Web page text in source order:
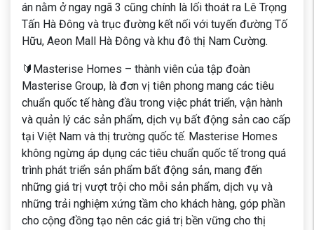
án nằm ở ngay ngã 3 cũng chính là lối thoát ra Lê Trọng
Tấn Hà Đông và trục đường kết nối với tuyến đường Tố
Hữu, Aeon Mall Hà Đông và khu đô thị Nam Cường.
🔰Masterise Homes – thành viên của tập đoàn
Masterise Group, là đơn vị tiên phong mang các tiêu
chuẩn quốc tế hàng đầu trong việc phát triển, vận hành
và quản lý các sản phẩm, dịch vụ bất động sản cao cấp
tại Việt Nam và thị trường quốc tế. Masterise Homes
không ngừng áp dụng các tiêu chuẩn quốc tế trong quá
trình phát triển sản phẩm bất động sản, mang đến
những giá trị vượt trội cho mỗi sản phẩm, dịch vụ và
những trải nghiệm xứng tầm cho khách hàng, góp phần
cho cộng đồng tạo nên các giá trị bền vững cho thị